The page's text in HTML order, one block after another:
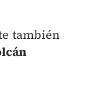
también